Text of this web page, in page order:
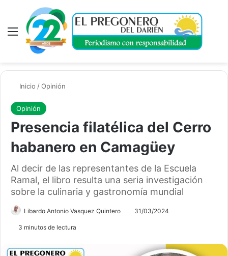
Menú
Inicio /Opinión
Opinión
Presencia filatélica del Cerro
habanero en Camagüey
Al decir de las representantes de la Escuela
Ramal, el libro resulta una seria investigación
sobre la culinaria y gastronomía mundial
Libardo Antonio Vasquez Quintero 31/03/2024
3 minutos de lectura